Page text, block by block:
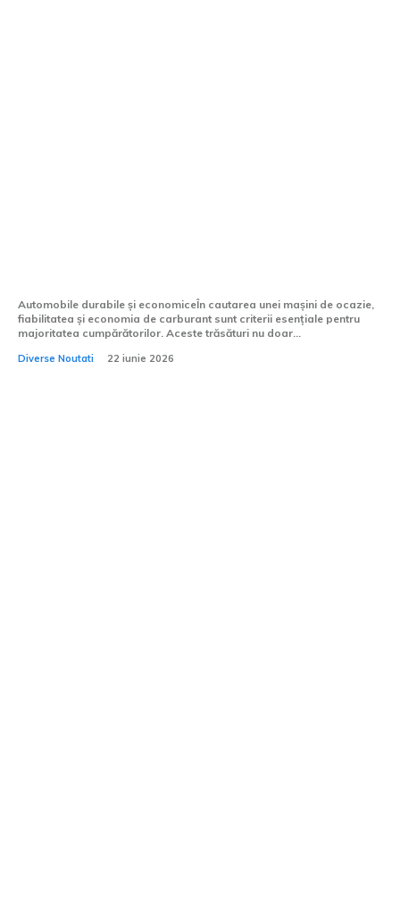
Automobile durabile și economiceÎn cautarea unei mașini de ocazie,
fiabilitatea și economia de carburant sunt criterii esențiale pentru
majoritatea cumpărătorilor. Aceste trăsături nu doar...
Diverse Noutati 22 iunie 2026